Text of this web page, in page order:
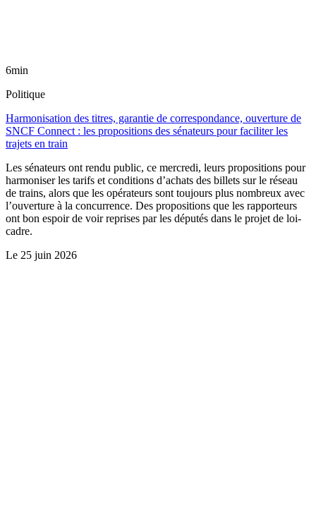
6min
Politique
Harmonisation des titres, garantie de correspondance, ouverture de
SNCF Connect : les propositions des sénateurs pour faciliter les
trajets en train
Les sénateurs ont rendu public, ce mercredi, leurs propositions pour
harmoniser les tarifs et conditions d’achats des billets sur le réseau
de trains, alors que les opérateurs sont toujours plus nombreux avec
l’ouverture à la concurrence. Des propositions que les rapporteurs
ont bon espoir de voir reprises par les députés dans le projet de loi-
cadre.
Le 25 juin 2026